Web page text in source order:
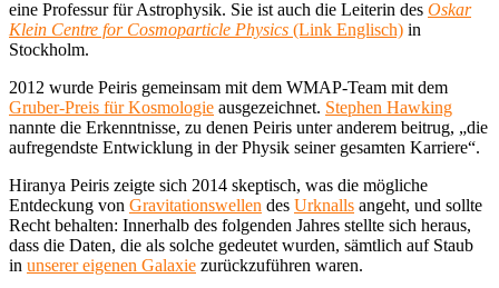
eine Professur für Astrophysik. Sie ist auch die Leiterin des Oskar
Klein Centre for Cosmoparticle Physics (Link Englisch) in
Stockholm.
2012 wurde Peiris gemeinsam mit dem WMAP-Team mit dem
Gruber-Preis für Kosmologie ausgezeichnet. Stephen Hawking
nannte die Erkenntnisse, zu denen Peiris unter anderem beitrug, „die
aufregendste Entwicklung in der Physik seiner gesamten Karriere“.
Hiranya Peiris zeigte sich 2014 skeptisch, was die mögliche
Entdeckung von Gravitationswellen des Urknalls angeht, und sollte
Recht behalten: Innerhalb des folgenden Jahres stellte sich heraus,
dass die Daten, die als solche gedeutet wurden, sämtlich auf Staub
in unserer eigenen Galaxie zurückzuführen waren.